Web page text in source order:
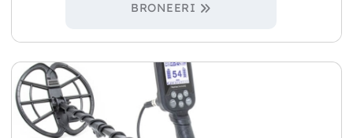
BRONEERI